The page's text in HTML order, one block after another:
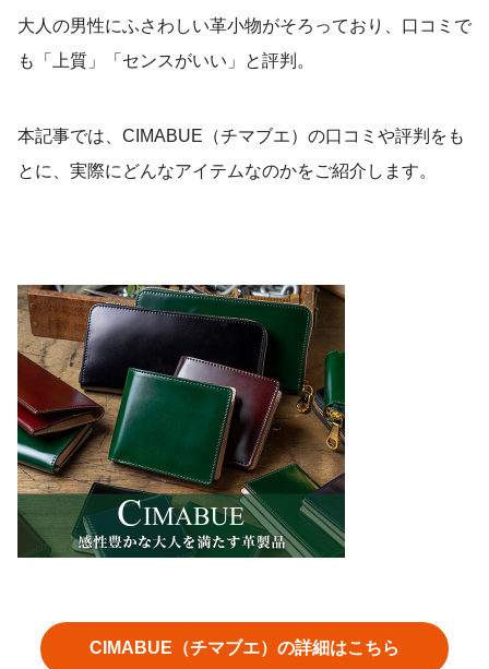
大人の男性にふさわしい革小物がそろっており、口コミで
も「上質」「センスがいい」と評判。
本記事では、CIMABUE（チマブエ）の口コミや評判をも
とに、実際にどんなアイテムなのかをご紹介します。
CIMABUE（チマブエ）の詳細はこちら